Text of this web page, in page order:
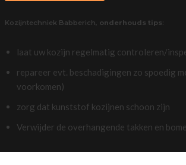
Kozijntechniek Babberich, onderhouds tips:
laat uw kozijn regelmatig controleren/
repareer evt. beschadigingen zo spoedig
voorkomen)
zorg dat kunststof kozijnen schoon zijn
Verwijder de overhangende takken en